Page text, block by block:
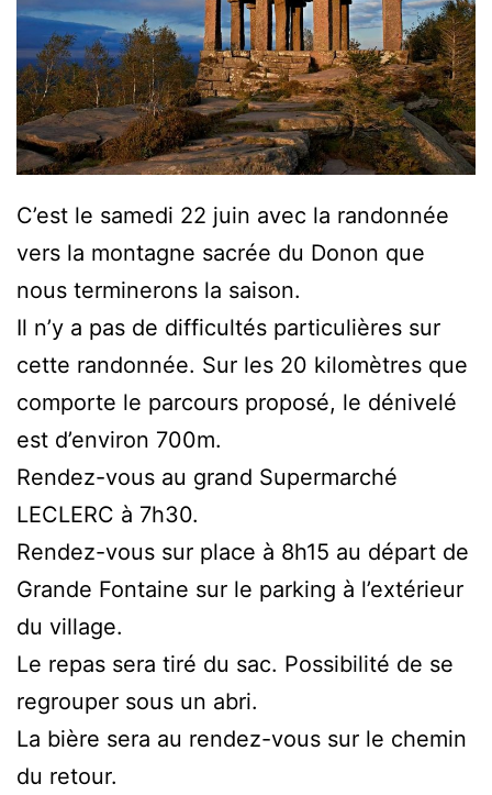
C’est le samedi 22 juin avec la randonnée
vers la montagne sacrée du Donon que
nous terminerons la saison.
Il n’y a pas de difficultés particulières sur
cette randonnée. Sur les 20 kilomètres que
comporte le parcours proposé, le dénivelé
est d’environ 700m.
Rendez-vous au grand Supermarché
LECLERC à 7h30.
Rendez-vous sur place à 8h15 au départ de
Grande Fontaine sur le parking à l’extérieur
du village.
Le repas sera tiré du sac. Possibilité de se
regrouper sous un abri.
La bière sera au rendez-vous sur le chemin
du retour.